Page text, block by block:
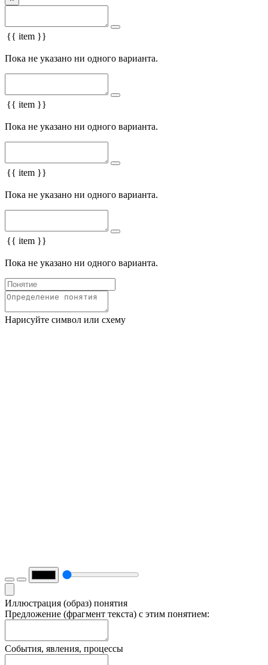
{{ item }}
Пока не указано ни одного варианта.
{{ item }}
Пока не указано ни одного варианта.
{{ item }}
Пока не указано ни одного варианта.
{{ item }}
Пока не указано ни одного варианта.
Нарисуйте символ или схему
Иллюстрация (образ) понятия
Предложение (фрагмент текста) с этим понятием:
События, явления, процессы